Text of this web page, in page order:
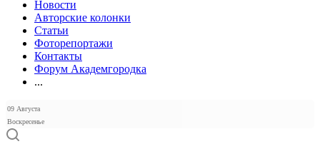
Новости
Авторские колонки
Статьи
Фоторепортажи
Контакты
Форум Академгородка
...
09 Августа
Воскресенье